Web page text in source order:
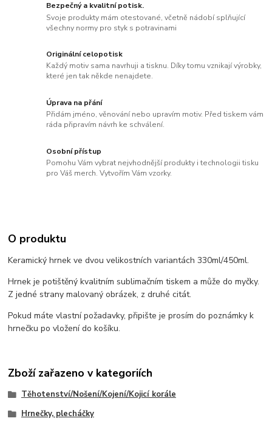
Bezpečný a kvalitní potisk.
Svoje produkty mám otestované, včetně nádobí splňující
všechny normy pro styk s potravinami
Originální celopotisk
Každý motiv sama navrhuji a tisknu. Díky tomu vznikají výrobky,
které jen tak někde nenajdete.
Úprava na přání
Přidám jméno, věnování nebo upravím motiv. Před tiskem vám
ráda připravím návrh ke schválení.
Osobní přístup
Pomohu Vám vybrat nejvhodnější produkty i technologii tisku
pro Váš merch. Vytvořím Vám vzorky.
O produktu
Keramický hrnek ve dvou velikostních variantách 330ml/450ml.
Hrnek je potištěný kvalitním sublimačním tiskem a může do myčky.
Z jedné strany malovaný obrázek, z druhé citát.
Pokud máte vlastní požadavky, připište je prosím do poznámky k
hrnečku po vložení do košíku.
Zboží zařazeno v kategoriích
Těhotenství/Nošení/Kojení/Kojicí korále
Hrnečky, plecháčky